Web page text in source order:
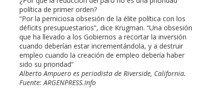
política de primer orden?
“Por la perniciosa obsesión de la élite política con los
déficits presupuestarios”, dice Krugman. “Una obsesión
que ha llevado a los Gobiernos a recortar la inversión
cuando deberían estar incrementándola, y a destruir
empleo cuando la creación de empleo debería haber
sido su prioridad”
Alberto Ampuero es periodista de Riverside, California.
Fuente: ARGENPRESS.Info